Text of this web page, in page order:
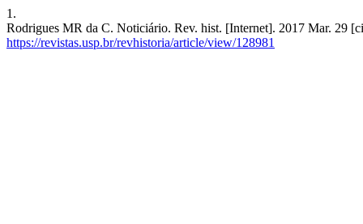
1.
Rodrigues MR da C. Noticiário. Rev. hist. [Internet]. 2017 Mar. 29
https://revistas.usp.br/revhistoria/article/view/128981